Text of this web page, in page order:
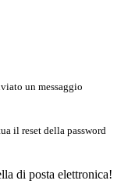
un messaggio
il reset della password
di posta elettronica!